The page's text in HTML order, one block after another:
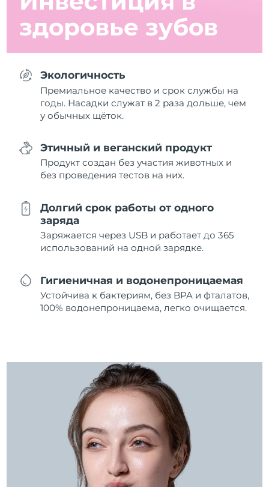
здоровье зубов
Экологичность
Премиальное качество и срок службы на
годы. Насадки служат в 2 раза дольше, чем
у обычных щёток.
Этичный и веганский продукт
Продукт создан без участия животных и
без проведения тестов на них.
Долгий срок работы от одного
заряда
Заряжается через USB и работает до 365
использований на одной зарядке.
Гигиеничная и водонепроницаемая
Устойчива к бактериям, без BPA и фталатов,
100% водонепроницаема, легко очищается.